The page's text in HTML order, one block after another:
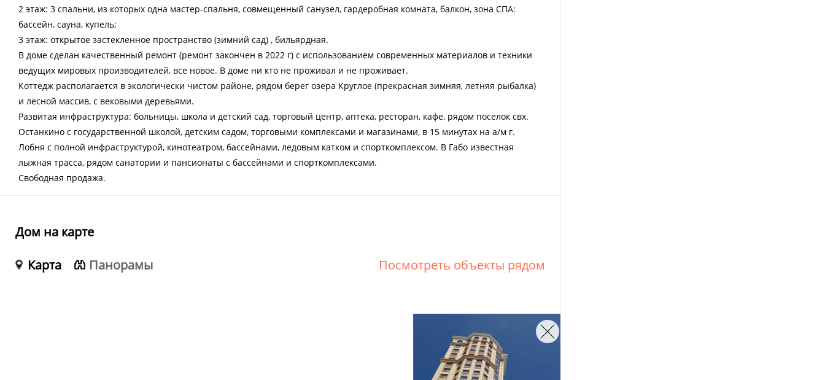
2 этаж: 3 спальни, из которых одна мастер-спальня, совмещенный санузел, гардеробная комната, балкон, зона СПА:
бассейн, сауна, купель;
3 этаж: открытое застекленное пространство (зимний сад) , бильярдная.
В доме сделан качественный ремонт (ремонт закончен в 2022 г) с использованием современных материалов и техники
ведущих мировых производителей, все новое. В доме ни кто не проживал и не проживает.
Коттедж располагается в экологически чистом районе, рядом берег озера Круглое (прекрасная зимняя, летняя рыбалка)
и лесной массив, с вековыми деревьями.
Развитая инфраструктура: больницы, школа и детский сад, торговый центр, аптека, ресторан, кафе, рядом поселок свх.
Останкино с государственной школой, детским садом, торговыми комплексами и магазинами, в 15 минутах на а/м г.
Лобня с полной инфраструктурой, кинотеатром, бассейнами, ледовым катком и спорткомплексом. В Габо известная
лыжная трасса, рядом санатории и пансионаты с бассейнами и спорткомплексами.
Свободная продажа.
Дом на карте
Карта
Панорамы Посмотреть объекты рядом